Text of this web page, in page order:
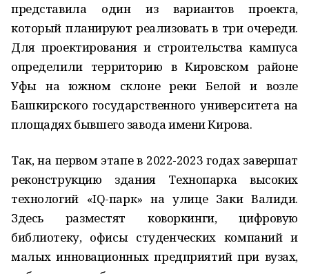
представила один из вариантов проекта,
который планируют реализовать в три очереди.
Для проектирования и строительства кампуса
определили территорию в Кировском районе
Уфы на южном склоне реки Белой и возле
Башкирского государственного университета на
площадях бывшего завода имени Кирова.
Так, на первом этапе в 2022-2023 годах завершат
реконструкцию здания Технопарка высоких
технологий «IQ-парк» на улице Заки Валиди.
Здесь разместят коворкинги, цифровую
библиотеку, офисы студенческих компаний и
малых инновационных предприятий при вузах,